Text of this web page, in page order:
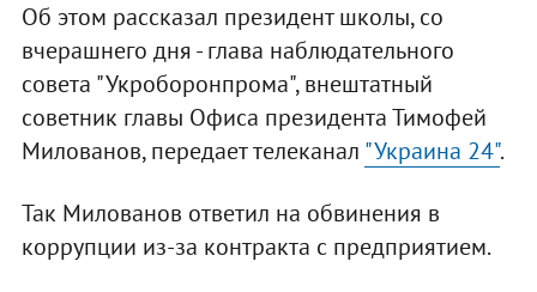
Об этом рассказал президент школы, со
вчерашнего дня - глава наблюдательного
совета "Укроборонпрома", внештатный
советник главы Офиса президента Тимофей
Милованов, передает телеканал "Украина 24".
Так Милованов ответил на обвинения в
коррупции из-за контракта с предприятием.